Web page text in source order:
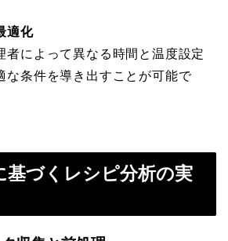
適化
者によって異なる時間と温度設定
な条件を導き出すことが可能で
基づくレシピ分析の実